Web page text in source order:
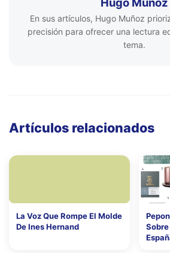
En sus artículos, Hugo Muñoz
precisión para ofrecer una lectura
tema.
Artículos relacionados
La Voz Que Rompe El Molde
De Ines Hernand